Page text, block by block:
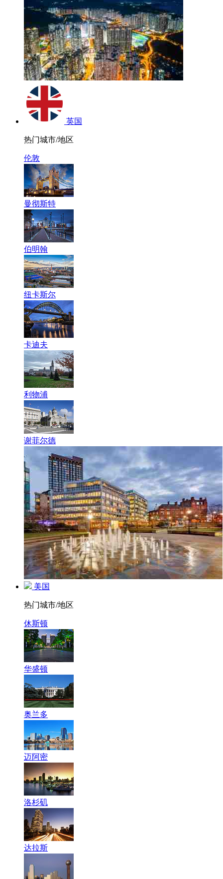
英国
热门城市/地区
伦敦
曼彻斯特
伯明翰
纽卡斯尔
卡迪夫
利物浦
谢菲尔德
美国
热门城市/地区
休斯顿
华盛顿
奥兰多
迈阿密
洛杉矶
达拉斯